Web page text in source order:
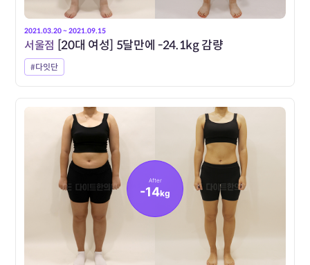
2021.03.20 ~ 2021.09.15
서울점 [20대 여성] 5달만에 -24.1kg 감량
#다잇단
After
-14kg